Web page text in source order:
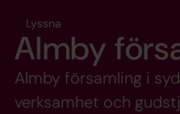
Lyssna
Almby
Almby församling i
verksamhet och